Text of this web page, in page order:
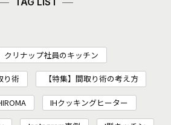
クリナップ社員のキッチン
り術 【特集】間取り術の考え方
IHクッキングヒーター